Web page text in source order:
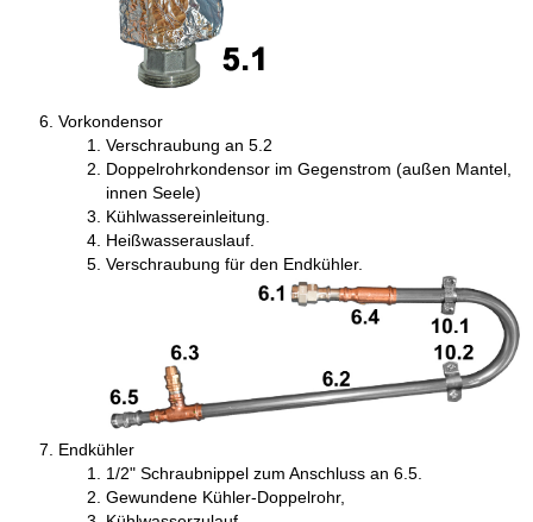
Vorkondensor
Verschraubung an 5.2
Doppelrohrkondensor im Gegenstrom (außen Mantel,
innen Seele)
Kühlwassereinleitung.
Heißwasserauslauf.
Verschraubung für den Endkühler.
Endkühler
1/2" Schraubnippel zum Anschluss an 6.5.
Gewundene Kühler-Doppelrohr,